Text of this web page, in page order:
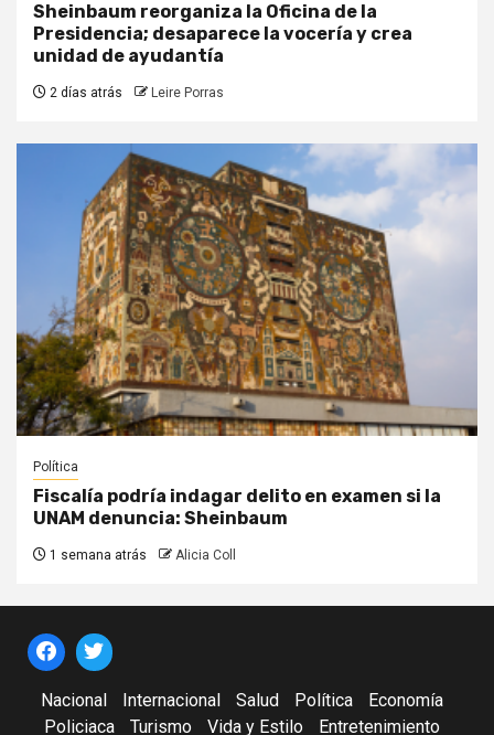
Sheinbaum reorganiza la Oficina de la
Presidencia; desaparece la vocería y crea
unidad de ayudantía
2 días atrás Leire Porras
Política
Fiscalía podría indagar delito en examen si la
UNAM denuncia: Sheinbaum
1 semana atrás Alicia Coll
Nacional Internacional Salud Política
Economía
Policiaca
Turismo Vida y Estilo Entretenimiento